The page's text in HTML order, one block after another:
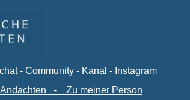
- Community - Kanal - Instagram
- Zu meiner Person